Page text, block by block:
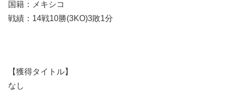
国籍：メキシコ
戦績：14戦10勝(3KO)3敗1分
【獲得タイトル】
なし